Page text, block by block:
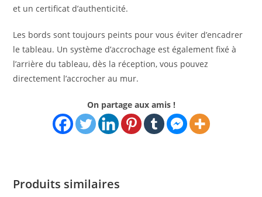
et un certificat d’authenticité.
Les bords sont toujours peints pour vous éviter d’encadrer
le tableau. Un système d’accrochage est également fixé à
l’arrière du tableau, dès la réception, vous pouvez
directement l’accrocher au mur.
On partage aux amis !
Produits similaires